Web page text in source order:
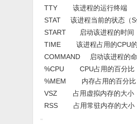
TTY 该进程的运行终端
STAT 该进程当前的状态（S
START 启动该进程的时间
TIME 该进程占用的CPU
COMMAND 启动该进程的
%CPU CPU占用的百分比
%MEM 内存占用的百分比
VSZ 占用虚拟内存的大小
RSS 占用常驻内存的大小